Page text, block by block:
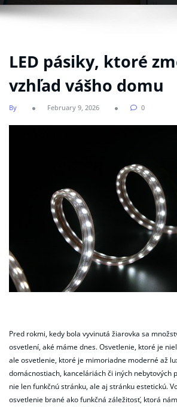
LED pásiky, ktoré
vzhľad vášho domu
By February 9, 2026 0
Pred rokmi, kedy bola vyvinutá žiarovka sa
osvetlení, aké máme dnes. Osvetlenie, ktoré je
ale osvetlenie, ktoré je mimoriadne moderné až
domácnostiach, kanceláriách či iných nebytových
nie len funkčnú stránku, ale aj stránku estetickú.
osvetlenie brané ako funkčná záležitosť, ktorá